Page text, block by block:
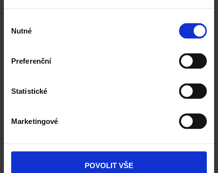
souhlasu
Nutné
Preferenční
Statistické
Marketingové
POVOLIT VŠE
Technická podpora
Specialista prodeje